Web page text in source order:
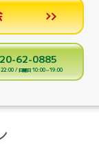
62-0885
22:00 / 日曜日 10:00～19:00